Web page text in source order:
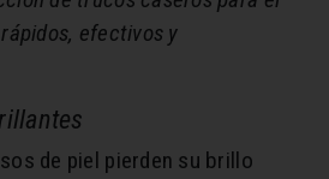
efectivos y
de piel pierden su brillo